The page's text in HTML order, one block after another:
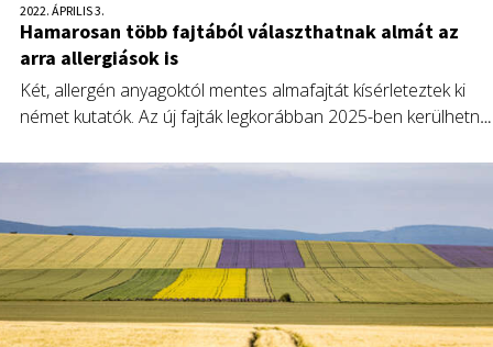
2022. ÁPRILIS 3.
Hamarosan több fajtából választhatnak almát az
arra allergiások is
Két, allergén anyagoktól mentes almafajtát kísérleteztek ki
német kutatók. Az új fajták legkorábban 2025-ben